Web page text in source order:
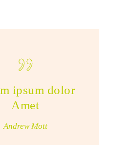
ipsum dolor
Amet
Andrew Mott